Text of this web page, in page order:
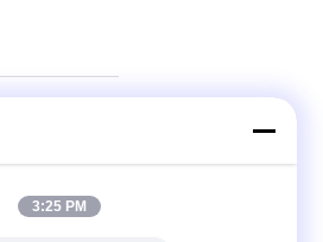
3:25 PM